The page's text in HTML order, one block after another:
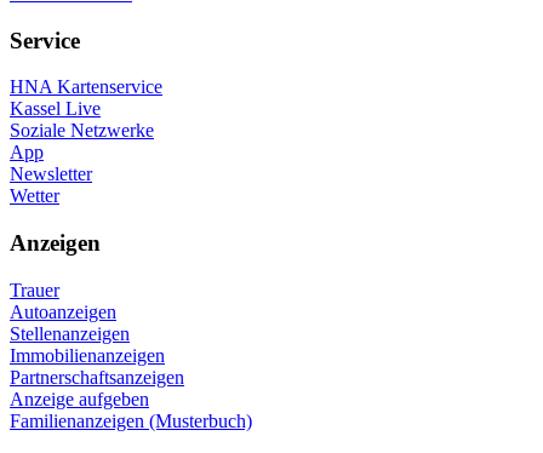
Service
HNA Kartenservice
Kassel Live
Soziale Netzwerke
App
Newsletter
Wetter
Anzeigen
Trauer
Autoanzeigen
Stellenanzeigen
Immobilienanzeigen
Partnerschaftsanzeigen
Anzeige aufgeben
Familienanzeigen (Musterbuch)